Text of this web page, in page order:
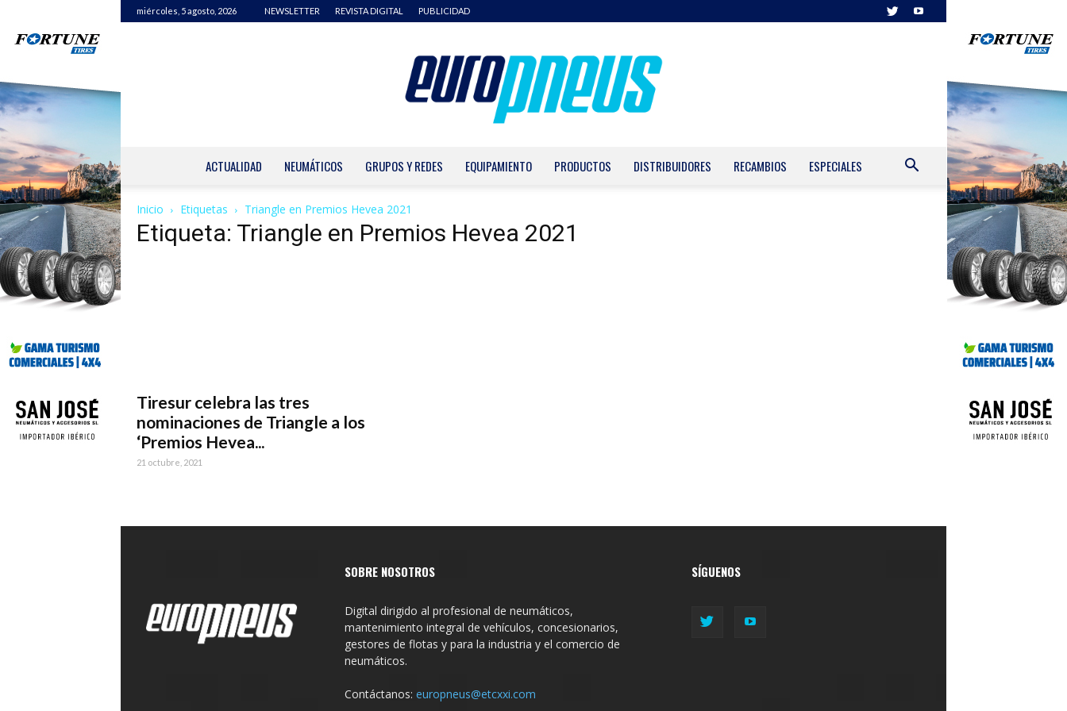
miércoles, 5 agosto, 2026 NEWSLETTER REVISTA DIGITAL PUBLICIDAD
ACTUALIDAD NEUMÁTICOS GRUPOS Y REDES EQUIPAMIENTO PRODUCTOS DISTRIBUIDORES RECAMBIOS ESPECIALES
Inicio Etiquetas Triangle en Premios Hevea 2021
Etiqueta: Triangle en Premios Hevea 2021
Tiresur celebra las tres
nominaciones de Triangle a los
‘Premios Hevea...
21 octubre, 2021
SOBRE NOSOTROS
Digital dirigido al profesional de neumáticos,
mantenimiento integral de vehículos, concesionarios,
gestores de flotas y para la industria y el comercio de
neumáticos.
Contáctanos: europneus@etcxxi.com
SÍGUENOS